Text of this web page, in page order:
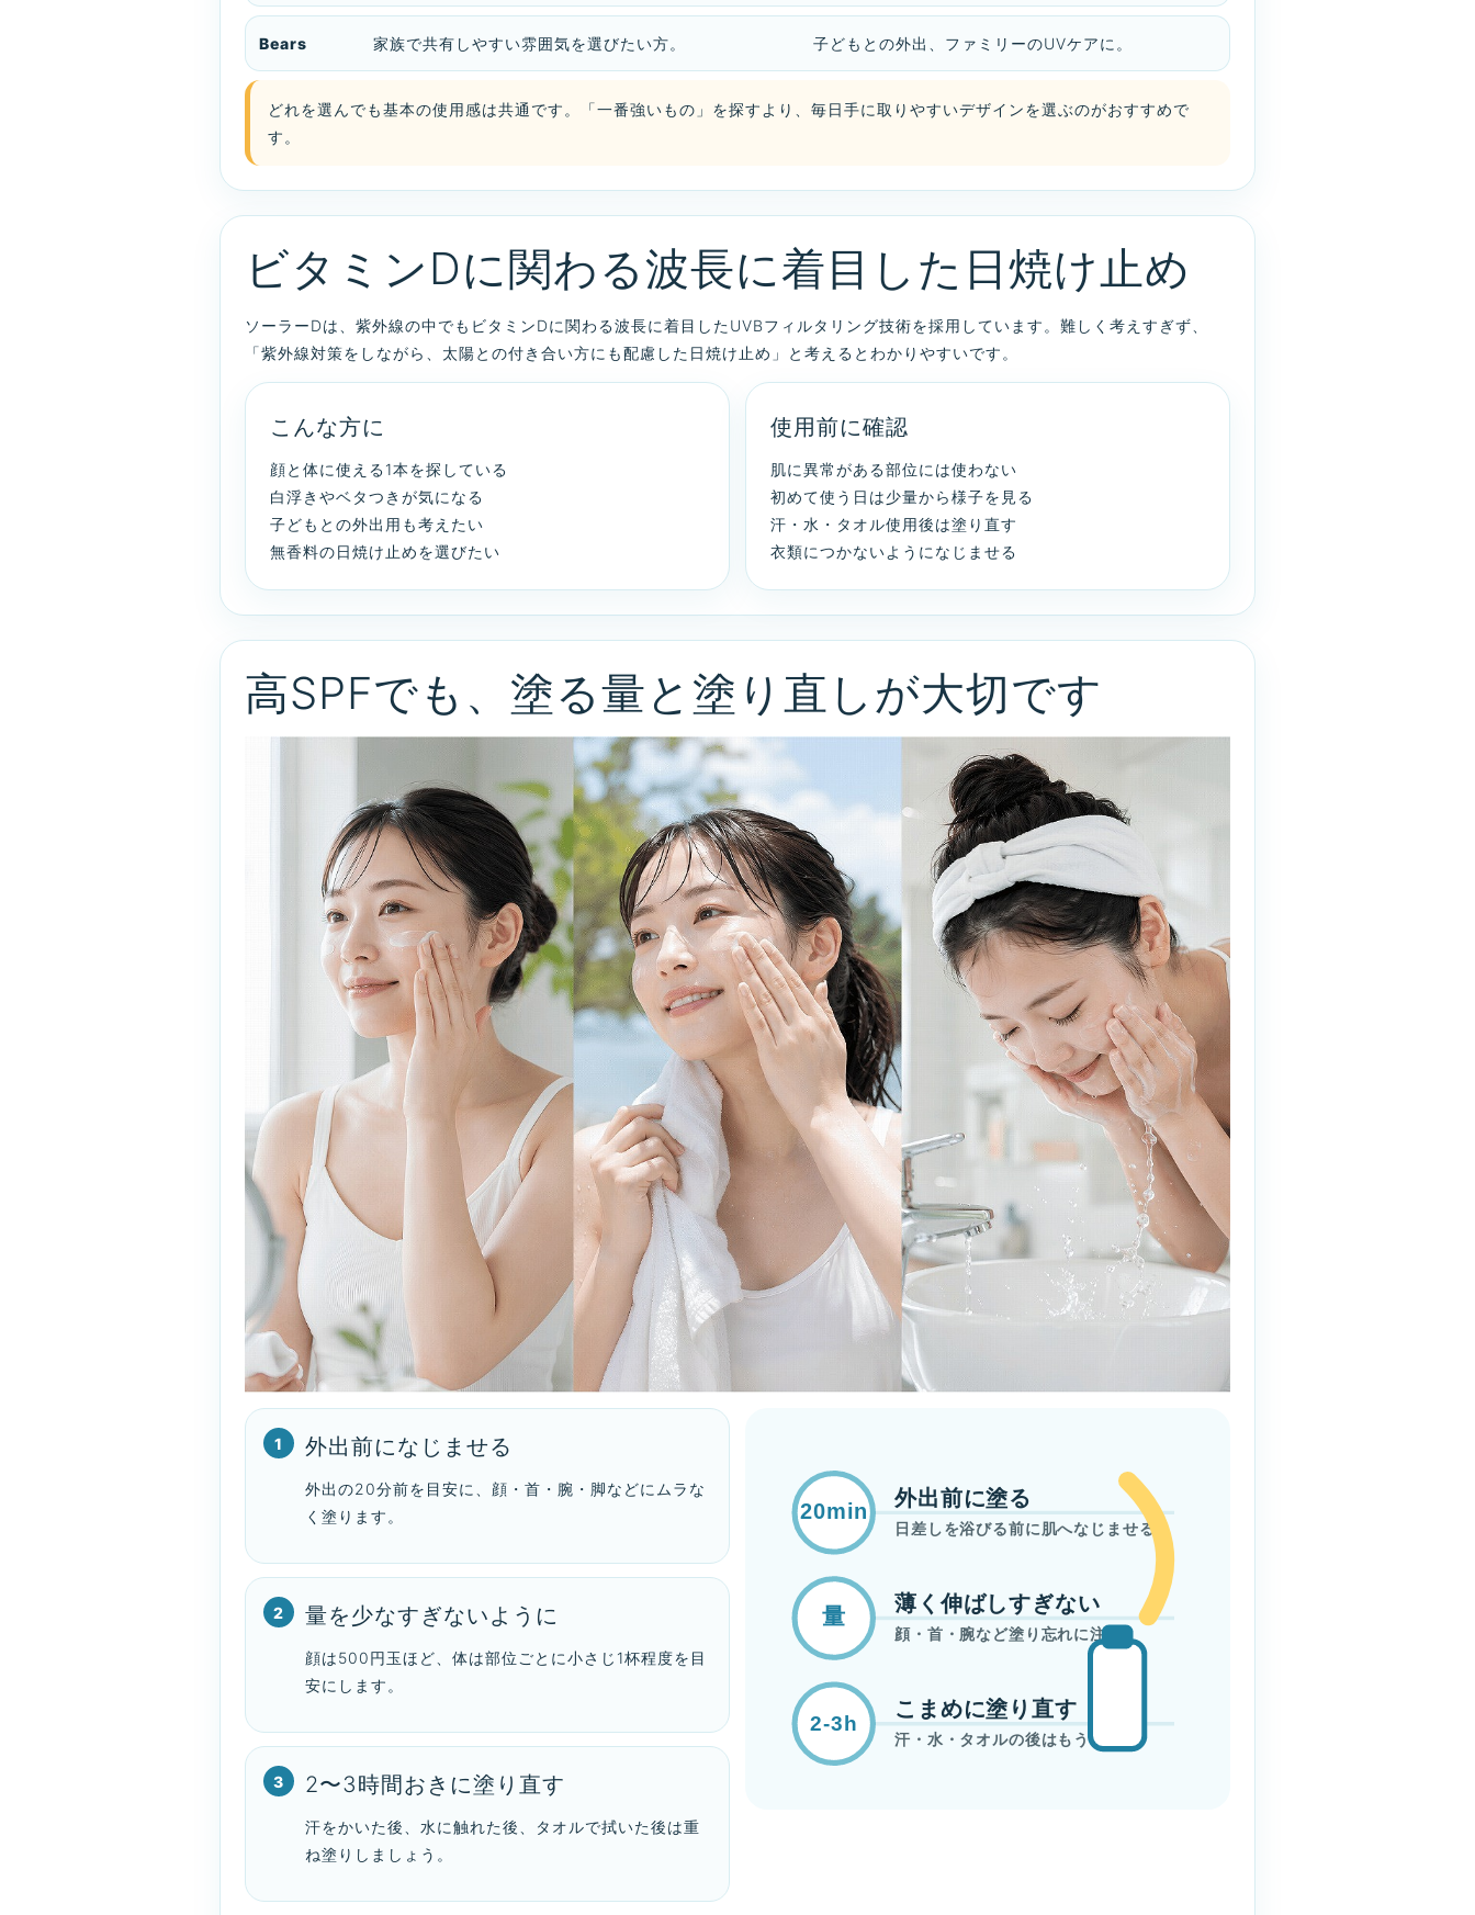
Bears 家族で共有しやすい雰囲気を選びたい方。 子どもとの外出、ファミリーのUVケアに。
どれを選んでも基本の使用感は共通です。「一番強いもの」を探すより、毎日手に取りやすいデザインを選ぶのがおすすめで
す。
ビタミンDに関わる波長に着目した日焼け止め
ソーラーDは、紫外線の中でもビタミンDに関わる波長に着目したUVBフィルタリング技術を採用しています。難しく考えすぎず、
「紫外線対策をしながら、太陽との付き合い方にも配慮した日焼け止め」と考えるとわかりやすいです。
こんな方に
顔と体に使える1本を探している
白浮きやベタつきが気になる
子どもとの外出用も考えたい
無香料の日焼け止めを選びたい
使用前に確認
肌に異常がある部位には使わない
初めて使う日は少量から様子を見る
汗・水・タオル使用後は塗り直す
衣類につかないようになじませる
高SPFでも、塗る量と塗り直しが大切です
外出前になじませる
外出の20分前を目安に、顔・首・腕・脚などにムラな
く塗ります。
量を少なすぎないように
顔は500円玉ほど、体は部位ごとに小さじ1杯程度を目
安にします。
2〜3時間おきに塗り直す
汗をかいた後、水に触れた後、タオルで拭いた後は重
ね塗りしましょう。
20min
量
2-3h
外出前に塗る
日差しを浴びる前に肌へなじませる
薄く伸ばしすぎない
顔・首・腕など塗り忘れに注意
こまめに塗り直す
汗・水・タオルの後はもう一度